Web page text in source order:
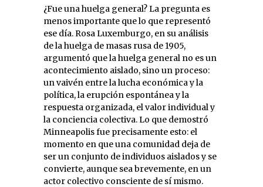
¿Fue una huelga general? La pregunta es
menos importante que lo que representó
ese día. Rosa Luxemburgo, en su análisis
de la huelga de masas rusa de 1905,
argumentó que la huelga general no es un
acontecimiento aislado, sino un proceso:
un vaivén entre la lucha económica y la
política, la erupción espontánea y la
respuesta organizada, el valor individual y
la conciencia colectiva. Lo que demostró
Minneapolis fue precisamente esto: el
momento en que una comunidad deja de
ser un conjunto de individuos aislados y se
convierte, aunque sea brevemente, en un
actor colectivo consciente de sí mismo.